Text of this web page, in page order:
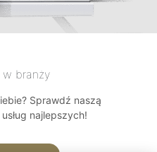
w branży
Sprawdź naszą
najlepszych!